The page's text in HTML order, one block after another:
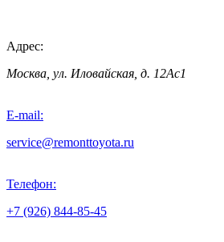
Адрес:
Москва, ул. Иловайская, д. 12Ас1
E-mail:
service@remonttoyota.ru
Телефон:
+7 (926) 844-85-45